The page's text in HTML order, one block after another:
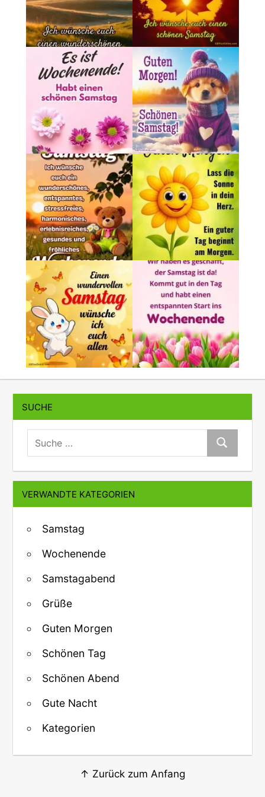
SUCHE
suche:
Suche
VERWANDTE KATEGORIEN
Samstag
Wochenende
Samstagabend
Grüße
Guten Morgen
Schönen Tag
Schönen Abend
Gute Nacht
Kategorien
↑ Zurück zum Anfang